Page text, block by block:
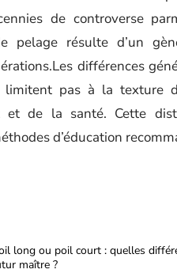
de controverse
pelage résulte d’un
différences
pas à la texture
et de la santé. Cette
d’éducation
long ou poil court : quelles
maître ?